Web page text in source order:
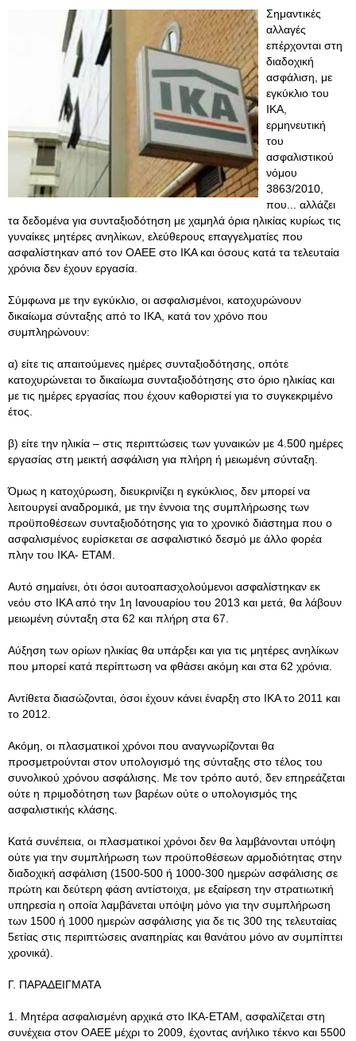
Σημαντικές
αλλαγές
επέρχονται στη
διαδοχική
ασφάλιση, με
εγκύκλιο του
ΙΚΑ,
ερμηνευτική
του
ασφαλιστικού
νόμου
3863/2010,
που... αλλάζει
τα δεδομένα για συνταξιοδότηση με χαμηλά όρια ηλικίας κυρίως τις
γυναίκες μητέρες ανηλίκων, ελεύθερους επαγγελματίες που
ασφαλίστηκαν από τον ΟΑΕΕ στο ΙΚΑ και όσους κατά τα τελευταία
χρόνια δεν έχουν εργασία.
Σύμφωνα με την εγκύκλιο, οι ασφαλισμένοι, κατοχυρώνουν
δικαίωμα σύνταξης από το ΙΚΑ, κατά τον χρόνο που
συμπληρώνουν:
α) είτε τις απαιτούμενες ημέρες συνταξιοδότησης, οπότε
κατοχυρώνεται το δικαίωμα συνταξιοδότησης στο όριο ηλικίας και
με τις ημέρες εργασίας που έχουν καθοριστεί για το συγκεκριμένο
έτος.
β) είτε την ηλικία – στις περιπτώσεις των γυναικών με 4.500 ημέρες
εργασίας στη μεικτή ασφάλιση για πλήρη ή μειωμένη σύνταξη.
Όμως η κατοχύρωση, διευκρινίζει η εγκύκλιος, δεν μπορεί να
λειτουργεί αναδρομικά, με την έννοια της συμπλήρωσης των
προϋποθέσεων συνταξιοδότησης για το χρονικό διάστημα που ο
ασφαλισμένος ευρίσκεται σε ασφαλιστικό δεσμό με άλλο φορέα
πλην του ΙΚΑ- ΕΤΑΜ.
Αυτό σημαίνει, ότι όσοι αυτοαπασχολούμενοι ασφαλίστηκαν εκ
νεόυ στο ΙΚΑ από την 1η Ιανουαρίου του 2013 και μετά, θα λάβουν
μειωμένη σύνταξη στα 62 και πλήρη στα 67.
Αύξηση των ορίων ηλικίας θα υπάρξει και για τις μητέρες ανηλίκων
που μπορεί κατά περίπτωση να φθάσει ακόμη και στα 62 χρόνια.
Αντίθετα διασώζονται, όσοι έχουν κάνει έναρξη στο ΙΚΑ το 2011 και
το 2012.
Ακόμη, οι πλασματικοί χρόνοι που αναγνωρίζονται θα
προσμετρούνται στον υπολογισμό της σύνταξης στο τέλος του
συνολικού χρόνου ασφάλισης. Με τον τρόπο αυτό, δεν επηρεάζεται
ούτε η πριμοδότηση των βαρέων ούτε ο υπολογισμός της
ασφαλιστικής κλάσης.
Κατά συνέπεια, οι πλασματικοί χρόνοι δεν θα λαμβάνονται υπόψη
ούτε για την συμπλήρωση των προϋποθέσεων αρμοδιότητας στην
διαδοχική ασφάλιση (1500-500 ή 1000-300 ημερών ασφάλισης σε
πρώτη και δεύτερη φάση αντίστοιχα, με εξαίρεση την στρατιωτική
υπηρεσία η οποία λαμβάνεται υπόψη μόνο για την συμπλήρωση
των 1500 ή 1000 ημερών ασφάλισης για δε τις 300 της τελευταίας
5ετίας στις περιπτώσεις αναπηρίας και θανάτου μόνο αν συμπίπτει
χρονικά).
Γ. ΠΑΡΑΔΕΙΓΜΑΤΑ
1. Μητέρα ασφαλισμένη αρχικά στο ΙΚΑ-ΕΤΑΜ, ασφαλίζεται στη
συνέχεια στον ΟΑΕΕ μέχρι το 2009, έχοντας ανήλικο τέκνο και 5500